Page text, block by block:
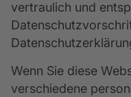
vertraulich und
Wenn Sie diese
verschiedene